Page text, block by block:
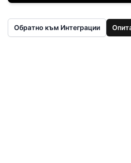
Обратно към Интеграции